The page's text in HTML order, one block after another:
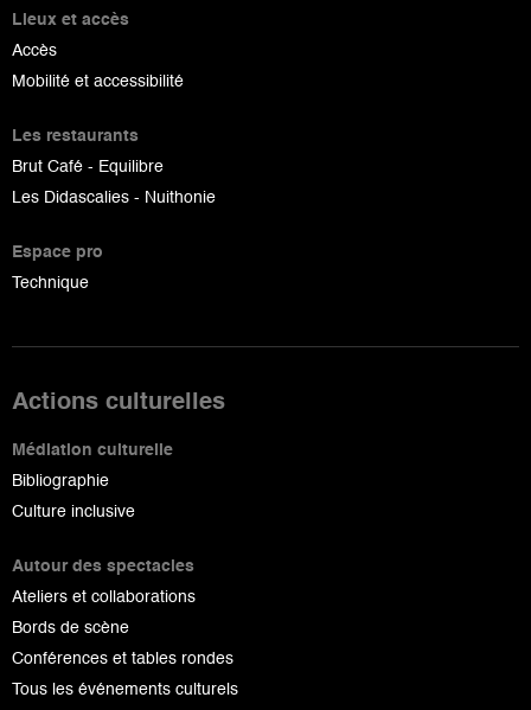
Lieux et accès
Accès
Mobilité et accessibilité
Les restaurants
Brut Café - Equilibre
Les Didascalies - Nuithonie
Espace pro
Technique
Actions culturelles
Médiation culturelle
Bibliographie
Culture inclusive
Autour des spectacles
Ateliers et collaborations
Bords de scène
Conférences et tables rondes
Tous les événements culturels